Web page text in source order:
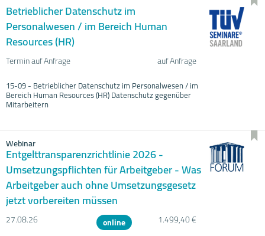
Betrieblicher Datenschutz im
Personalwesen / im Bereich Human
Resources (HR)
Termin auf Anfrage auf Anfrage
15-09 - Betrieblicher Datenschutz im Personalwesen / im
Bereich Human Resources (HR) Datenschutz gegenüber
Mitarbeitern
Webinar
Entgelttransparenzrichtlinie 2026 -
Umsetzungspflichten für Arbeitgeber - Was
Arbeitgeber auch ohne Umsetzungsgesetz
jetzt vorbereiten müssen
27.08.26 online 1.499,40 €